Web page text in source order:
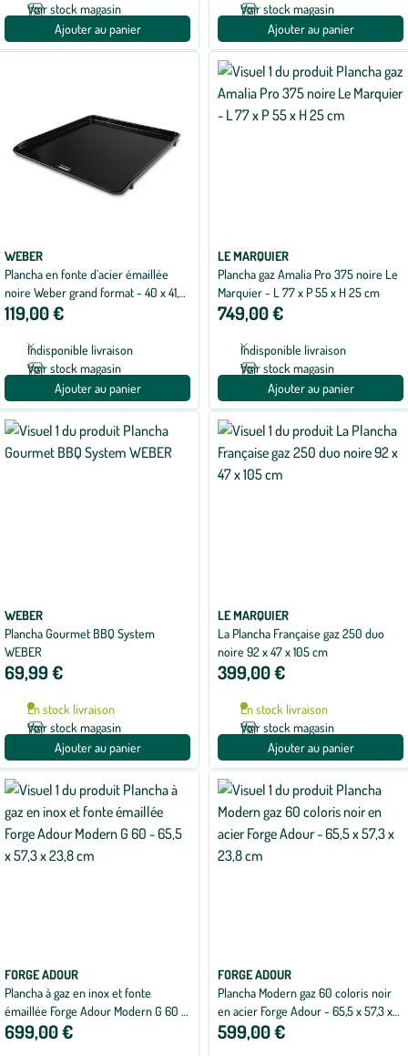
Voir stock magasin
Ajouter au panier
Voir stock magasin
Ajouter au panier
WEBER
Plancha en fonte d’acier émaillée
noire Weber grand format - 40 x 41,5
cm
119,00 €
Indisponible livraison
Voir stock magasin
Ajouter au panier
LE MARQUIER
Plancha gaz Amalia Pro 375 noire Le
Marquier - L 77 x P 55 x H 25 cm
749,00 €
Indisponible livraison
Voir stock magasin
Ajouter au panier
WEBER
Plancha Gourmet BBQ System
WEBER
69,99 €
En stock livraison
Voir stock magasin
Ajouter au panier
LE MARQUIER
La Plancha Française gaz 250 duo
noire 92 x 47 x 105 cm
399,00 €
En stock livraison
Voir stock magasin
Ajouter au panier
FORGE ADOUR
Plancha à gaz en inox et fonte
émaillée Forge Adour Modern G 60 -
65,5 x 57,3 x 23,8 cm
699,00 €
FORGE ADOUR
Plancha Modern gaz 60 coloris noir
en acier Forge Adour - 65,5 x 57,3 x
23,8 cm
599,00 €